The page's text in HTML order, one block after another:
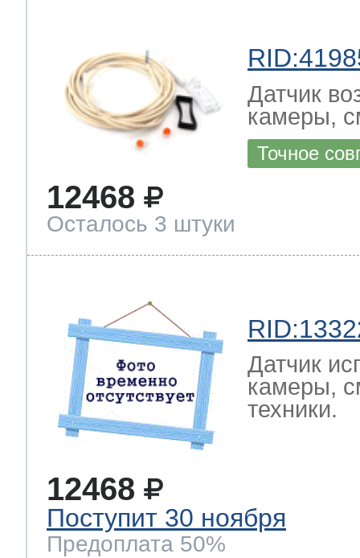
Датчик
камеры,
Точное
12468
Осталось 3 штуки
Датчик
камеры,
техники.
12468
Поступит 30 ноября
Предоплата 50%